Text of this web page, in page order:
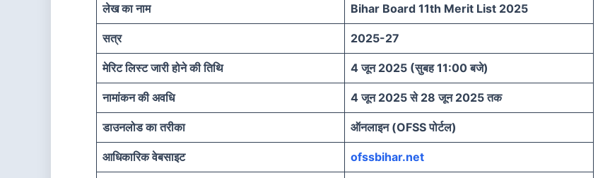
लेख का नाम Bihar Board 11th Merit List 2025
सत्र 2025-27
मेरिट लिस्ट जारी होने की तिथि 4 जून 2025 (सुबह 11:00 बजे)
नामांकन की अवधि 4 जून 2025 से 28 जून 2025 तक
डाउनलोड का तरीका ऑनलाइन (OFSS पोर्टल)
आधिकारिक वेबसाइट ofssbihar.net